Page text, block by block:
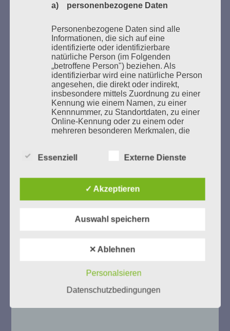
GEDENKEN UND ERINNERN BEGINNT IN
UNSERER NACHBARSCHAFT
Zum 13. Monat des Gedenkens in Hamburg-
Gedenken als Erinnerung für eine Zukunft, die ein
Vom 20. April bis 14. Juni 2026
ZUM NACHLESEN
Der Stutthof-Prozess
a) personenbezogene Daten
Personenbezogene Daten sind alle
Informationen, die sich auf eine
identifizierte oder identifizierbare
natürliche Person (im Folgenden
„betroffene Person") beziehen. Als
identifizierbar wird eine natürliche Person
angesehen, die direkt oder indirekt,
insbesondere mittels Zuordnung zu einer
Kennung wie einem Namen, zu einer
Kennnummer, zu Standortdaten, zu einer
Online-Kennung oder zu einem oder
mehreren besonderen Merkmalen, die
psychischen, wirtschaftlichen, kulturellen
Person sind, identifiziert werden kann.
deren personenbezogene Daten von dem
verarbeitet werden.
Essenziell Externe Dienste
✓ Akzeptieren
Auswahl speichern
✕ Ablehnen
Personalsieren
Datenschutzbedingungen